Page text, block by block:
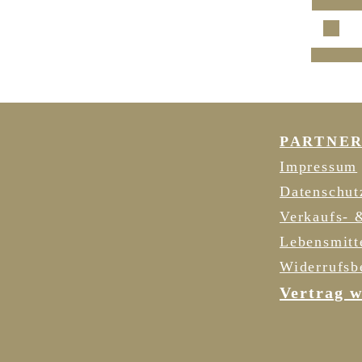
Impressum
Verkaufs-
Vertrag